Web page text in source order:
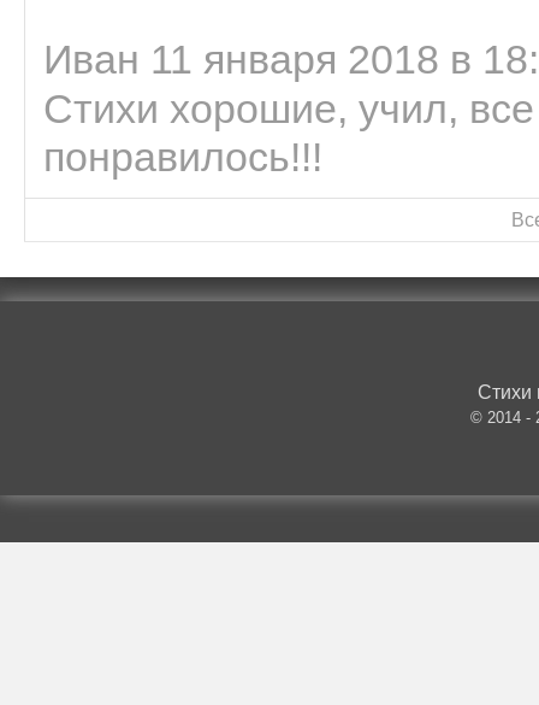
Иван 11 января 2018 в
Стихи хорошие, учил,
понравилось!!!
Стихи
© 2014 -